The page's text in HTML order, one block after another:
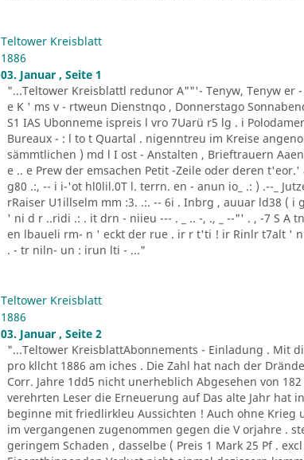
Teltower Kreisblatt
1886
03. Januar , Seite 1
"...Teltower Kreisblattl redunor A""'- Tenyw, Tenyw er
e K ' ms v - rtweun Dienstnqo , Donnerstago
S1 IAS Ubonneme ispreis l vro 7Uarü r5 lg . i
Bureaux - : l to t Quartal . nigenntreu im Kreise
sämmtlichen ) md l I ost - Anstalten , Brieftrauern
e .. e Prew der emsachen Petit -Zeile oder deren
g80 .:, -- i i-'ot hl0lil.0T l. terrn. en - anun io_ .: ) .--_
rRaiser U1illselm mm :3. .:. -- 6i . Inbrg , auuar ld38 ( i
' ni d r ..ridi .: . it drn - niieu --- . _ .. -, ., _ --"' . , -7 S A
en lbaueli rm- n ' eckt der rue . ir r t'ti ! ir Rinlr t7alt '
. - tr niln- un : irun lti - ..."
Teltower Kreisblatt
1886
03. Januar , Seite 2
"...Teltower KreisblattAbonnements - Einladung . Mit
pro kllcht 1886 am iches . Die Zahl hat nach der
Corr. Jahre 1dd5 nicht unerheblich Abgesehen von
verehrten Leser die Erneuerung auf Das alte Jahr hat
beginne mit friedlirkleu Aussichten ! Auch ohne Krieg
im vergangenen zugenommen gegen die V orjahre .
geringem Schaden , dasselbe ( Preis 1 Mark 25 Pf .